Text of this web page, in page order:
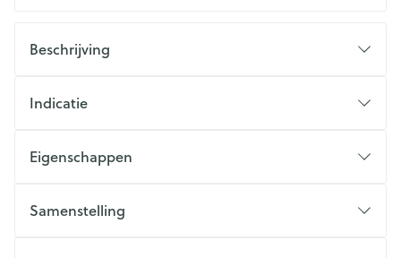
Beschrijving
Indicatie
Eigenschappen
Samenstelling